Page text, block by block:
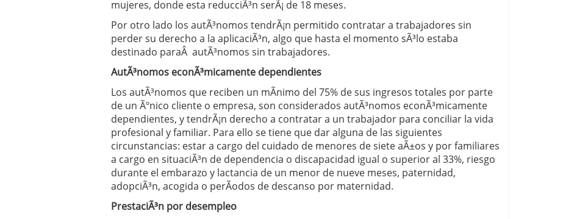
mujeres, donde esta reducciÃ³n serÃ¡ de 18 meses.
Por otro lado los autÃ³nomos tendrÃ¡n permitido contratar a trabajadores sin
perder su derecho a la aplicaciÃ³n, algo que hasta el momento sÃ³lo estaba
destinado paraÂ autÃ³nomos sin trabajadores.
AutÃ³nomos econÃ³micamente dependientes
Los autÃ³nomos que reciben un mÃ­nimo del 75% de sus ingresos totales por parte
de un Ãºnico cliente o empresa, son considerados autÃ³nomos econÃ³micamente
dependientes, y tendrÃ¡n derecho a contratar a un trabajador para conciliar la vida
profesional y familiar. Para ello se tiene que dar alguna de las siguientes
circunstancias: estar a cargo del cuidado de menores de siete aÃ±os y por familiares
a cargo en situaciÃ³n de dependencia o discapacidad igual o superior al 33%, riesgo
durante el embarazo y lactancia de un menor de nueve meses, paternidad,
adopciÃ³n, acogida o perÃ­odos de descanso por maternidad.
PrestaciÃ³n por desempleo